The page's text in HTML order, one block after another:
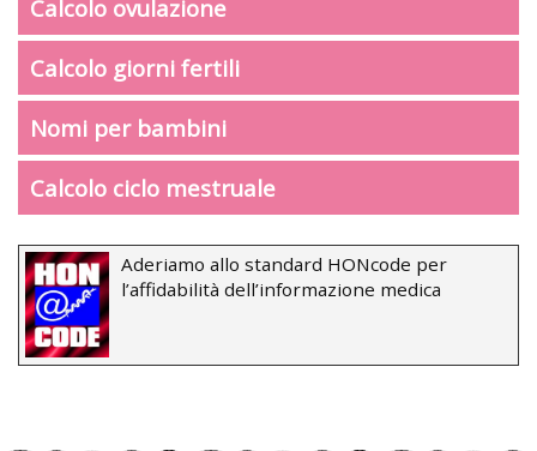
Calcolo ovulazione
Calcolo giorni fertili
Nomi per bambini
Calcolo ciclo mestruale
Aderiamo allo standard HONcode per
l’affidabilità dell’informazione medica